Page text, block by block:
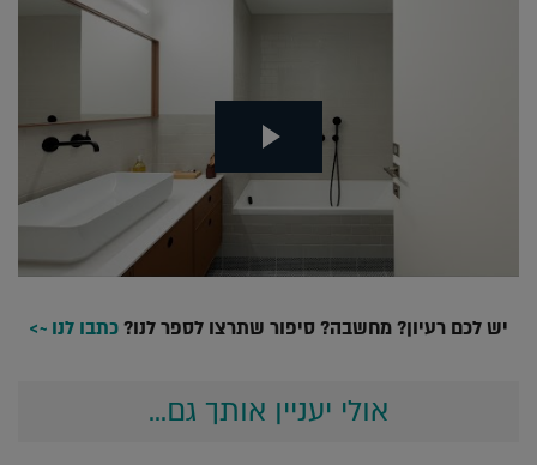
יש לכם רעיון? מחשבה? סיפור שתרצו לספר לנו?כתבו לנו ~>
אולי יעניין אותך גם...